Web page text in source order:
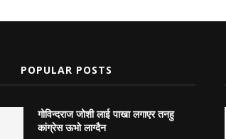
POPULAR POSTS
गोविन्दराज जोशी लाई पाखा लगाएर तनहु
कांग्रेस ऊभो लाग्दैन